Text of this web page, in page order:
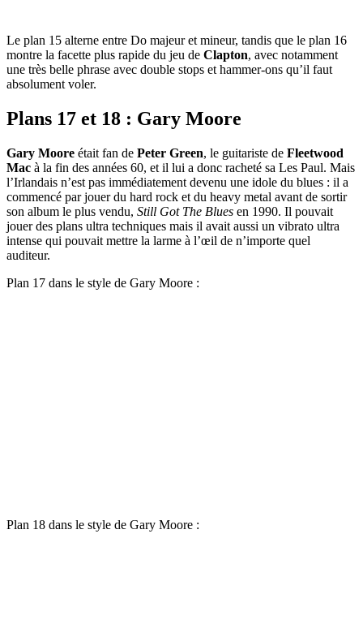
Le plan 15 alterne entre Do majeur et mineur, tandis que le plan 16
montre la facette plus rapide du jeu de Clapton, avec notamment
une très belle phrase avec double stops et hammer-ons qu’il faut
absolument voler.
Plans 17 et 18 : Gary Moore
Gary Moore était fan de Peter Green, le guitariste de Fleetwood
Mac à la fin des années 60, et il lui a donc racheté sa Les Paul. Mais
l’Irlandais n’est pas immédiatement devenu une idole du blues : il a
commencé par jouer du hard rock et du heavy metal avant de sortir
son album le plus vendu, Still Got The Blues en 1990. Il pouvait
jouer des plans ultra techniques mais il avait aussi un vibrato ultra
intense qui pouvait mettre la larme à l’œil de n’importe quel
auditeur.
Plan 17 dans le style de Gary Moore :
Plan 18 dans le style de Gary Moore :